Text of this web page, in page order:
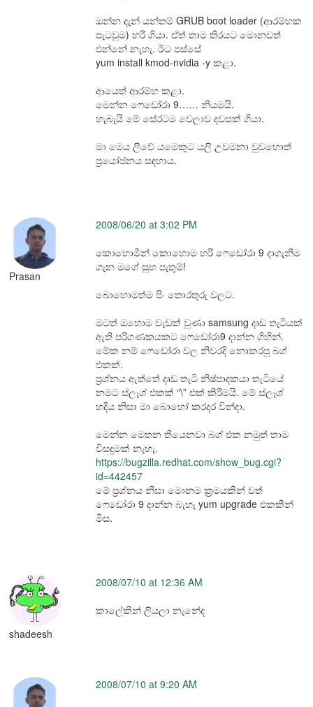
ඔන්න දැන් යන්තම් GRUB boot loader (ආරම්භක
පැටවුම) හරි ගියා. ඒත් තාම තිරයට මොනවත්‍
එන්නේ නැහැ. ඊට පස්සේ
yum install kmod-nvidia -y කළා.
ආයෙත් ආරම්භ කළා.
මෙන්න ෆෙඩෝරා 9…… නියමයි.
හැබැයි මේ සේරටම වෙලාව දවසක් ගියා.
මා මෙය ලීවේ යමෙකුට යලි උවමනා වුවහොත්
ප්‍රයෝජනය සඳහාය.
Prasan
2008/06/20 at 3:02 PM
කොහොමින් කොහොම හරි ෆෙඩෝරා 9 දාගැනීම
ගැන මගේ සුභ පැතුම්!
බොහොමත්ම පිං තොරතුරු වලට.
මටත් ඔහොම වැඩක් වුණා samsung දෘඩ තැටියක්
ඇති පරිගණකයකට ෆෙඩෝරා9 දාන්න ගිහින්.
මේක නම් ෆෙඩෝරා වල නිවරදි නොකරපු බග්
එකක්.
ප්‍රශ්නය ඇත්තේ දෘඩ තැටි නිෂ්පාදකයා තැටියේ
නමට ස්ලෑශ් එකක් “\” එක් කිරීමයි. මේ ස්ලෑශ්
හදිය නිසා මා බොහෝ කරදර වින්දා.
මෙන්න මෙතන තියෙනවා බග් එක නමුත් තාම
විසඳුමක් නැහැ.
https://bugzilla.redhat.com/show_bug.cgi?
id=442457
මේ ප්‍රශ්නය නිසා මොනම ක්‍රමයකින් වත්
ෆෙඩෝරා 9 දාන්න බැහැ yum upgrade එකකින්
මිස.
shadeesh
2008/07/10 at 12:36 AM
කාලේකින් ලියලා නැනේද
2008/07/10 at 9:20 AM